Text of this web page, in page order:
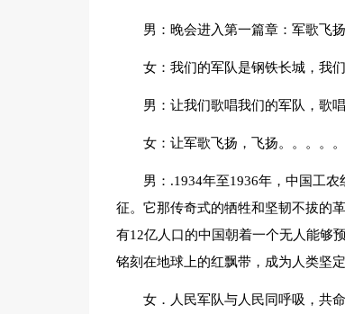
男：晚会进入第一篇章：军歌飞扬
女：我们的军队是钢铁长城，我
男：让我们歌唱我们的军队，歌
女：让军歌飞扬，飞扬。。。。。
男：.1934年至1936年，中国工
征。它那传奇式的牺牲和坚韧不拔的
有12亿人口的中国朝着一个无人能够
铭刻在地球上的红飘带，成为人类坚
女．人民军队与人民同呼吸，共